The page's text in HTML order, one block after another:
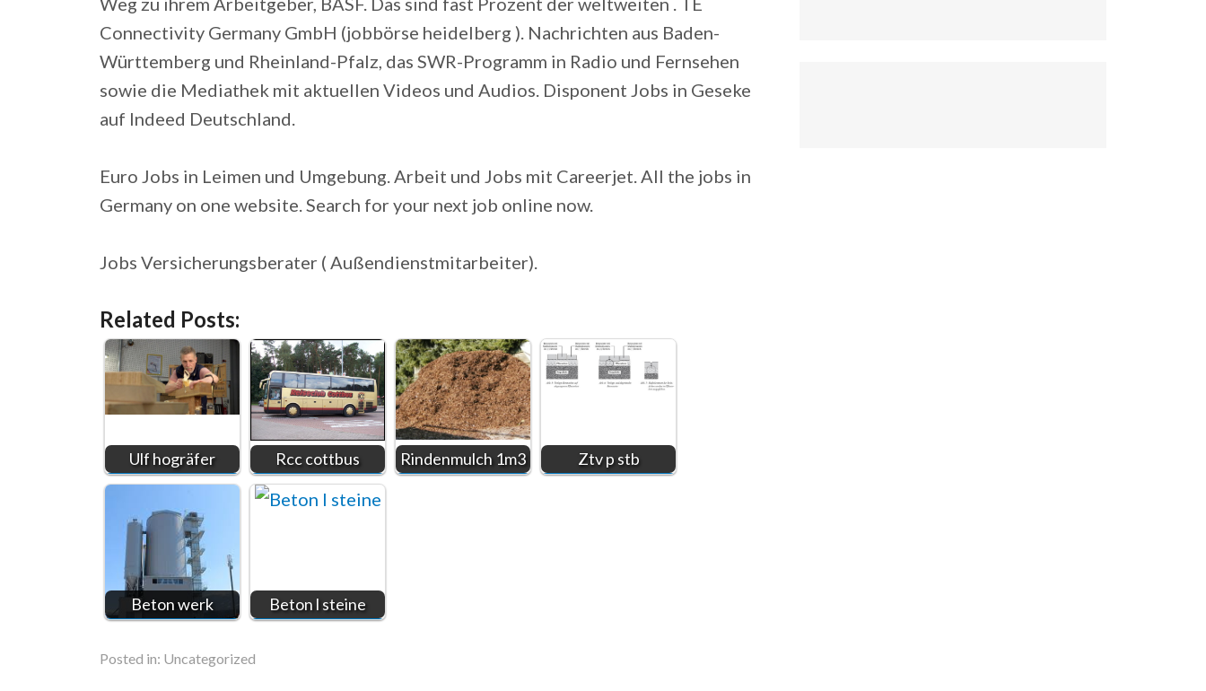
Connectivity Germany GmbH (jobbörse heidelberg ). Nachrichten aus Baden-
Württemberg und Rheinland-Pfalz, das SWR-Programm in Radio und Fernsehen
sowie die Mediathek mit aktuellen Videos und Audios. Disponent Jobs in Geseke
auf Indeed Deutschland.
Euro Jobs in Leimen und Umgebung. Arbeit und Jobs mit Careerjet. All the jobs in
Germany on one website. Search for your next job online now.
Jobs Versicherungsberater ( Außendienstmitarbeiter).
Related Posts:
Ulf hogräfer Rcc cottbus Rindenmulch 1m3 Ztv p stb
Beton werk Beton l steine
Posted in: Uncategorized